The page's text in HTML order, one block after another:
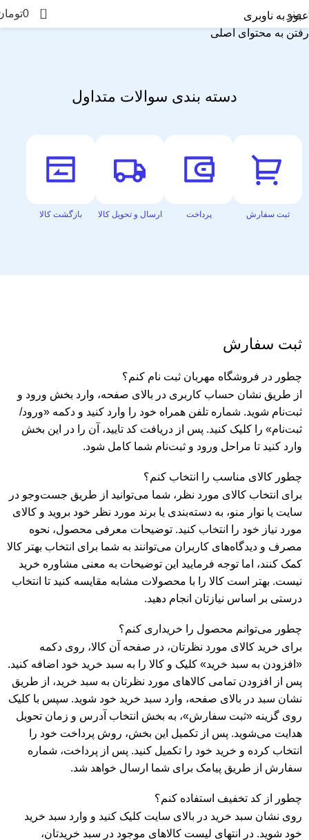
عبور به ناوبری
رفتن به محتوای اصلی
منو 0
0
دسته بندی سوالات متداول
ثبت سفارش پرداخت ارسال و تحویل کالا بازگشت کالا
ثبت سفارش
چطور در فروشگاه مهربان ثبت نام کنم؟
از طریق نشان حساب کاربری در بالای صفحه، وارد بخش ورود و
ثبت‌نام شوید. شماره تلفن همراه خود را وارد کنید و دکمه «ورود/
ثبت‌نام» را کلیک کنید. پس از دریافت کد تایید، آن را در این بخش
وارد کنید تا مراحل ورود و ثبت‌نام شما کامل شود.
چطور کالای مناسب را انتخاب کنم؟
برای انتخاب کالای مورد نظر، شما می‌توانید از طریق جست‌وجو در
سایت یا نوار منو، به دسته‌بندی یا برند مورد نظر خود بروید و کالای
مورد نیاز خود را انتخاب کنید. توضیحات معرفی محصول، نحوه
مصرف و دیدگاه‌های کاربران می‌توانند به شما برای انتخاب بهتر کالا
کمک کنند، اما توجه فرمایید این توضیحات به معنی مشاوره خرید
نیست. بهتر است کالا را با محصولات مشابه مقایسه کنید تا انتخاب
درستی بر اساس نیازتان انجام دهید.
چطور می‌توانم محصول را خریداری کنم؟
برای خرید کالای مورد نظرتان، در صفحه آن کالا، روی دکمه
«افزودن به سبد خرید» کلیک و کالا را به سبد خرید خود اضافه کنید.
پس از افزودن تمامی کالاهای مورد نظرتان به سبد خرید، از طریق
نشان سبد در بالای صفحه، وارد سبد خرید خود شوید. سپس با کلیک
روی گزینه «ثبت سفارش»، به بخش انتخاب آدرس و زمان تحویل
هدایت می‌شوید. پس از تکمیل این بخش، روش پرداخت خود را
انتخاب کرده و خرید خود را تکمیل کنید. پس از پرداخت، شماره
سفارش از طریق پیامک برای شما ارسال خواهد شد.
چطور از کد تخفیف استفاده کنم؟
روی نشان سبد خرید در بالای سایت کلیک کنید و وارد سبد خرید
خود شوید. در انتهای لیست کالاهای موجود در سبد خریدتان،